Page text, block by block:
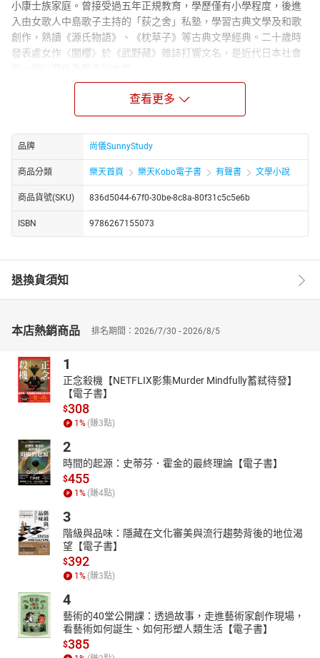
小康士族家庭。曾接受過五年正規教育，學歷僅有小學程度，後進
入由女歌人中島歌子主持的「荻之舍」私塾，學習古典文學及和歌
創作，熟讀《源氏物語》、《枕草子》等古典文學經典。二十歲時
發表處女作〈闇櫻〉於《武野藏》雜誌打響文名，是近代日本社會
曾陋居於東京下町風月場所附近以經營雜貨維生，其間看盡周遭販
夫走卒、賭徒妓女之百態，豐富了寫作內涵。自一八九四年十二月
至一八九六年一月的十四個月間，接連發表了〈大年夜〉、〈青梅
竹馬〉、〈濁流〉等生涯代表作，為日本近代文學史上「奇蹟的十
四個月」。 一八九六年因肺結核病逝，得年二十四歲。
【譯者簡介】
陳冠貴。專職日文譯者，台灣大學日文系雙修中文系畢業，譯作橫
跨手工藝、小說、生活、商管類等各領域。自我期許能優游於中日
文之間，帶給讀者閱讀無礙的文字饗宴。苦心孤譯
detectivestella.blogspot.tw/
尚儀有聲製播中心是專業的有聲出版品製作與發行單位，由獲得八
座金鐘獎的配音大師袁光麟先生擔任聲音總監。杜素真，入行超過
聲音。現為尚儀有聲製播中心特約配音員。
【書籍簡介】
本有聲書文稿為新譯本，譯者陳冠貴，收錄吉原哀歌〈青梅竹馬〉
等訴不盡的愛戀。
二十四歲的老靈魂看盡世相百態
一抹冷笑寫熱淚
書就清麗而絢爛的下町庶民眾生繪
明治時期天才女流作家樋口一葉
日幣五千圓紙鈔肖像人物 近代文壇上的閃亮彗星
逝世一二〇週年紀念版小說選
本書精選四篇創作於「奇蹟的十四個月」間的精緻小品：〈大年
夜〉、〈青梅竹馬〉、〈十三夜〉及〈吾子〉，分別描寫四名浮沉
於艱困世道的女子，不僅十足展現了明治時期的女性百態，在樋口
一葉清麗而古典的文筆之下，那些令人感到酸酸澀澀、訴不盡又理
不清的愛戀情思躍然紙上。
究竟年僅二十四歲即隕落的女流作家樋口一葉是如何登上新版日幣
五千元紙鈔肖像人物？書中特別收錄文學創作新銳盛浩偉讀後感、
查看更多
品牌 尚儀SunnyStudy
商品分類 樂天首頁 樂天Kobo電子書 有聲書 文學小說
商品貨號(SKU) 836d5044-67f0-30be-8c8a-80f31c5c5e6b
ISBN 9786267155073
退換貨須知
本店熱銷商品 排名期間：2026/7/30 - 2026/8/5
1
正念殺機【NETFLIX影集Murder Mindfully蓄弒待發】
【電子書】
$308
1 % (賺3點)
2
時間的起源：史蒂芬．霍金的最終理論【電子書】
$455
1 % (賺4點)
3
階級與品味：隱藏在文化審美與流行趨勢背後的地位渴
望【電子書】
$392
1 % (賺3點)
4
藝術的40堂公開課：透過故事，走進藝術家創作現場，
看藝術如何誕生、如何形塑人類生活【電子書】
$385